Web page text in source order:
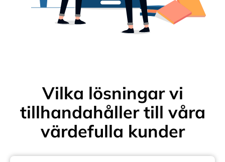
Vilka lösningar vi
tillhandahåller till våra
värdefulla kunder